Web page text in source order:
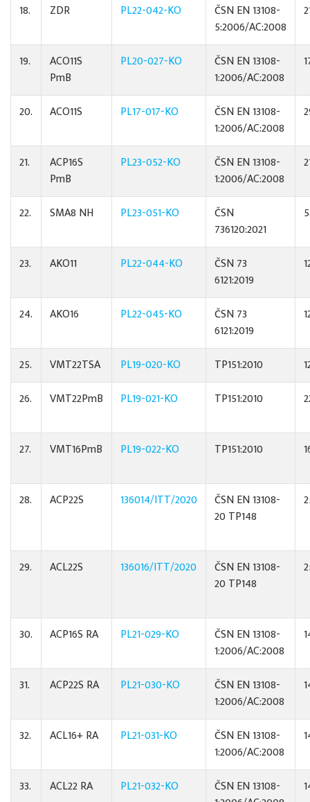
18. ZDR PL22-042-KO
ČSN EN 13108-
5:2006/AC:2008
19.
ACO11S
PmB
PL20-027-KO
ČSN EN 13108-
1:2006/AC:2008
20. ACO11S PL17-017-KO
ČSN EN 13108-
1:2006/AC:2008
21.
ACP16S
PmB
PL23-052-KO
ČSN EN 13108-
1:2006/AC:2008
22. SMA8 NH PL23-051-KO
ČSN
736120:2021
23. AKO11 PL22-044-KO
ČSN 73
6121:2019
24. AKO16 PL22-045-KO
ČSN 73
6121:2019
25. VMT22TSA PL19-020-KO TP151:2010
26.
VMT22PmB PL19-021-KO TP151:2010
27. VMT16PmB PL19-022-KO TP151:2010
28. ACP22S 136014/ITT/2020
ČSN EN 13108-
20 TP148
29. ACL22S 136016/ITT/2020
ČSN EN 13108-
20 TP148
30. ACP16S RA PL21-029-KO
ČSN EN 13108-
1:2006/AC:2008
31. ACP22S RA PL21-030-KO
ČSN EN 13108-
1:2006/AC:2008
32. ACL16+ RA PL21-031-KO
ČSN EN 13108-
1:2006/AC:2008
33. ACL22 RA PL21-032-KO
ČSN EN 13108-